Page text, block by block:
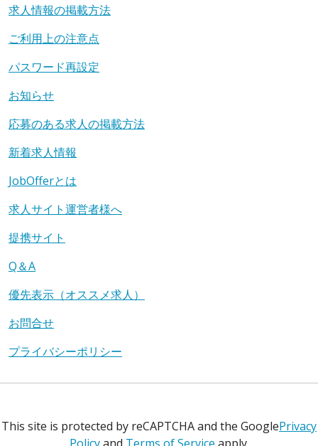
求人情報の掲載方法
ご利用上の注意点
パスワード再設定
お知らせ
応募のある求人の掲載方法
新着求人情報
JobOfferとは
求人サイト運営者様へ
提携サイト
Q＆A
優先表示（オススメ求人）
お問合せ
プライバシーポリシー
This site is protected by reCAPTCHA and the GooglePrivacy